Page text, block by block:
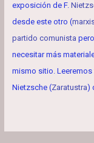
exposición de F.
desde este otro (
partido comunista
necesitar más
mismo sitio.
Nietzsche (Zaratustra)